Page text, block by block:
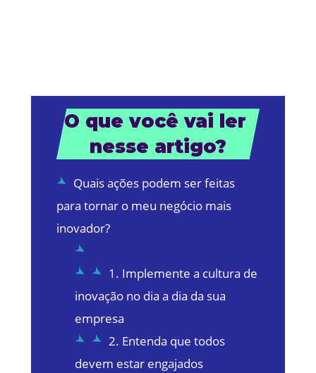
O que você vai ler
nesse artigo?
Quais ações podem ser feitas
para tornar o meu negócio mais
inovador?
1. Implemente a cultura de
inovação no dia a dia da sua
empresa
2. Entenda que todos
devem estar engajados